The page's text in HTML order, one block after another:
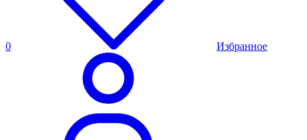
0 Избранное